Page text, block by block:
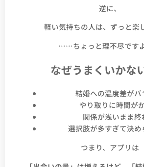
逆に、
軽い気持ちの人は、ずっと楽
……ちょっと理不尽ですよ
なぜうまくいかな
結婚への温度差がバ
やり取りに時間が
関係が浅いまま終
選択肢が多すぎて決め
つまり、アプリは